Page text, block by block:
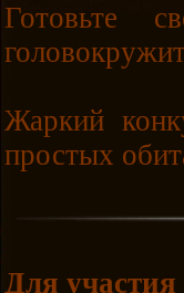
Готовьте
Жаркий
простых
Для участия